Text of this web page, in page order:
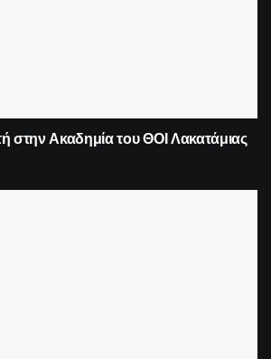
στην Ακαδημία του ΘΟΙ Λακατάμιας